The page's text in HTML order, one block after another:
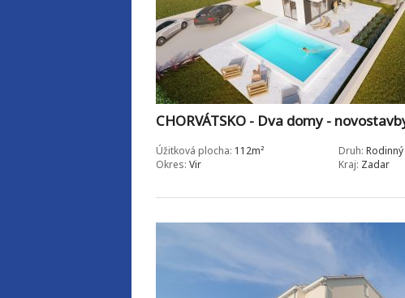
CHORVÁTSKO - Dva domy -
Úžitková plocha: 112m² Druh:
Okres: Vir Kraj: Zadar